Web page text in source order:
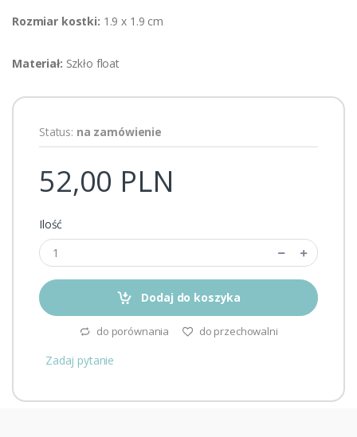
Rozmiar kostki: 1.9 x 1.9 cm
Materiał: Szkło float
Status: na zamówienie
52,00 PLN
Ilość
Dodaj do koszyka
do porównania do przechowalni
Zadaj pytanie